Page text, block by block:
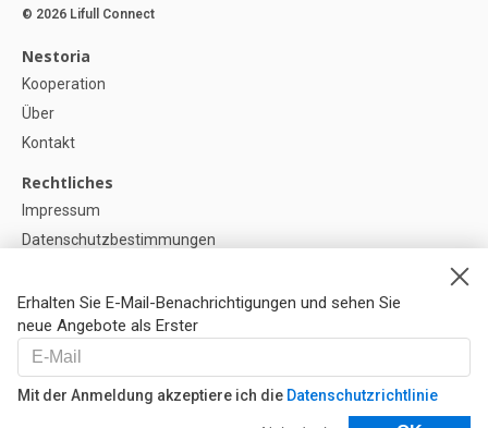
Erhalten Sie E-Mail-Benachrichtigungen und sehen Sie
neue Angebote als Erster
Mit der Anmeldung akzeptiere ich die Datenschutzrichtlinie
© 2026 Lifull Connect
Nestoria
Kooperation
Über
Kontakt
Rechtliches
Impressum
Datenschutzbestimmungen
Cookie-Einstellunge
Hilfe
FAQ
Unsere Partner